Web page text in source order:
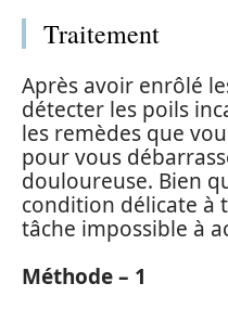
Traitement
Après avoir enrôlé
détecter les poils
les remèdes que
pour vous
douloureuse. Bien
condition délicate à
tâche impossible à
Méthode – 1